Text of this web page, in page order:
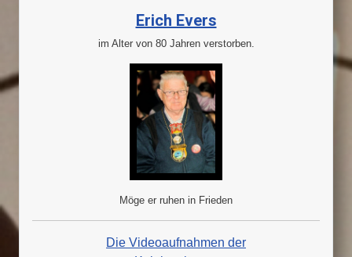
Erich Evers
im Alter von 80 Jahren verstorben.
Möge er ruhen in Frieden
Die Videoaufnahmen der